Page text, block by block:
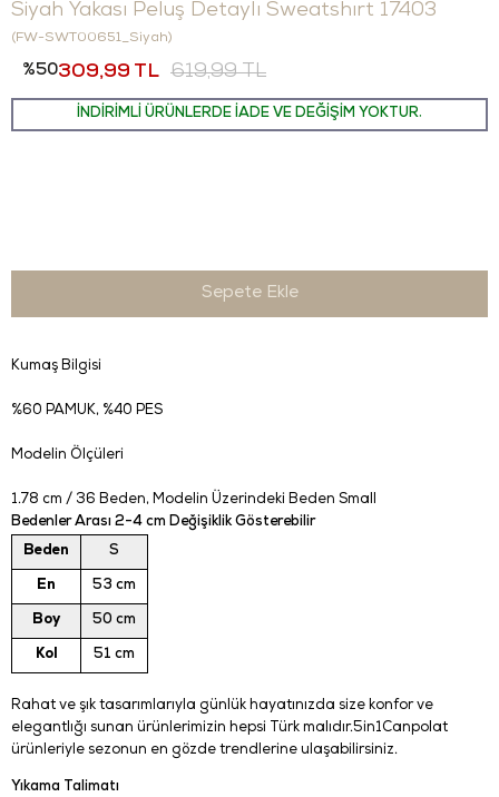
Siyah Yakası Peluş Detaylı Sweatshırt 17403
(FW-SWT00651_Siyah)
50 619,99 TL
309,99 TL
İNDİRİMLİ ÜRÜNLERDE İADE VE DEĞİŞİM YOKTUR.
Kumaş Bilgisi
%60 PAMUK, %40 PES
Modelin Ölçüleri
1.78 cm / 36 Beden, Modelin Üzerindeki Beden Small
Bedenler Arası 2-4 cm Değişiklik Gösterebilir
Beden
S
En 53 cm
Boy 50 cm
Kol 51 cm
Rahat ve şık tasarımlarıyla günlük hayatınızda size konfor ve
elegantlığı sunan ürünlerimizin hepsi Türk malıdır.5in1Canpolat
ürünleriyle sezonun en gözde trendlerine ulaşabilirsiniz.
Yıkama Talimatı